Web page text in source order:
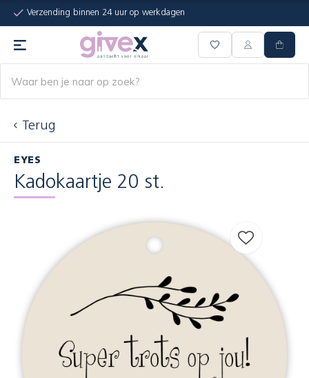
Verzending binnen 24 uur op werkdagen
Terug
EYES
Kadokaartje 20 st.